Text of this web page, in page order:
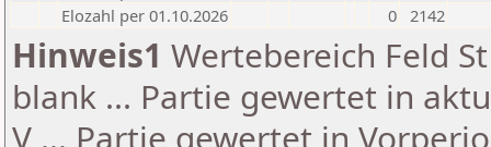
Elozahl per 01.10.2026
0 2142
Hinweis1 Wertebereich Feld
blank ... Partie gewertet in
V ... Partie gewertet in